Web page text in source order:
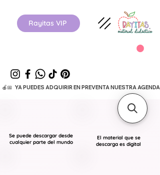
Rayitas VIP
🍎📅   YA PUEDES ADQUIRIR EN PREVENTA NUESTRA
El material que se
descarga es digital
Se puede descargar desde
cualquier parte del mundo